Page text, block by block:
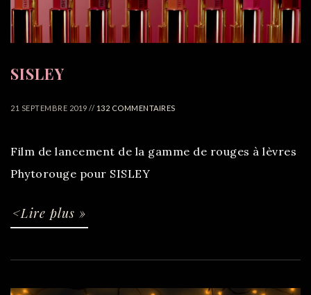
SISLEY
21 SEPTEMBRE 2019 // 132 COMMENTAIRES
Film de lancement de la gamme de rouges à lèvres
Phytorouge pour SISLEY
<Lire plus »